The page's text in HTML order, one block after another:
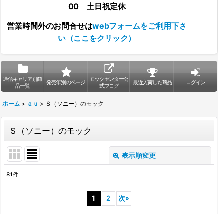
00 土日祝定休
営業時間外のお問合せはwebフォームをご利用下さ
い（ここをクリック）
通信キャリア別商
品一覧
発売年別のページ
モックセンター公
式ブログ
最近入荷した商品 ログイン
ホーム > ａｕ > Ｓ（ソニー）のモック
Ｓ（ソニー）のモック
表示順変更
81件
1 2 次»